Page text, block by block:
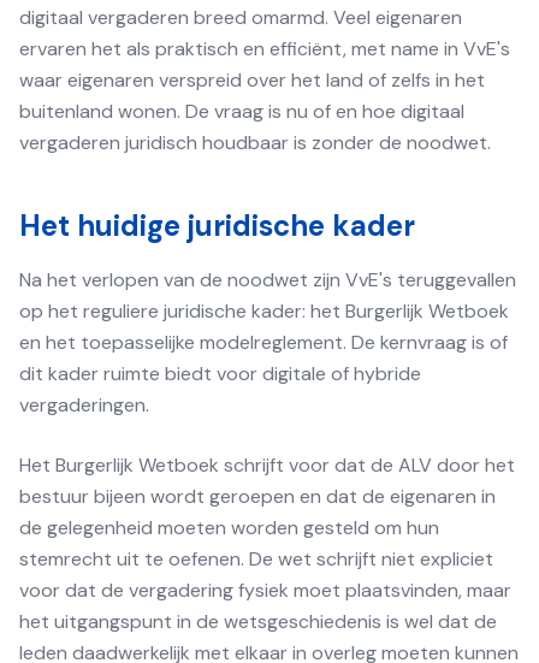
digitaal vergaderen breed omarmd. Veel eigenaren
ervaren het als praktisch en efficiënt, met name in VvE's
waar eigenaren verspreid over het land of zelfs in het
buitenland wonen. De vraag is nu of en hoe digitaal
vergaderen juridisch houdbaar is zonder de noodwet.
Het huidige juridische kader
Na het verlopen van de noodwet zijn VvE's teruggevallen
op het reguliere juridische kader: het Burgerlijk Wetboek
en het toepasselijke modelreglement. De kernvraag is of
dit kader ruimte biedt voor digitale of hybride
vergaderingen.
Het Burgerlijk Wetboek schrijft voor dat de ALV door het
bestuur bijeen wordt geroepen en dat de eigenaren in
de gelegenheid moeten worden gesteld om hun
stemrecht uit te oefenen. De wet schrijft niet expliciet
voor dat de vergadering fysiek moet plaatsvinden, maar
het uitgangspunt in de wetsgeschiedenis is wel dat de
leden daadwerkelijk met elkaar in overleg moeten kunnen